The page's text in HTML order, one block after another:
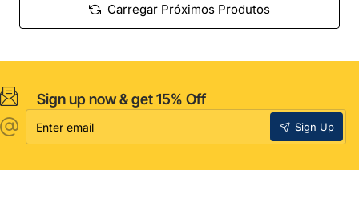
Carregar Próximos Produtos
Sign up now & get 15% Off
Enter
email
Sign Up